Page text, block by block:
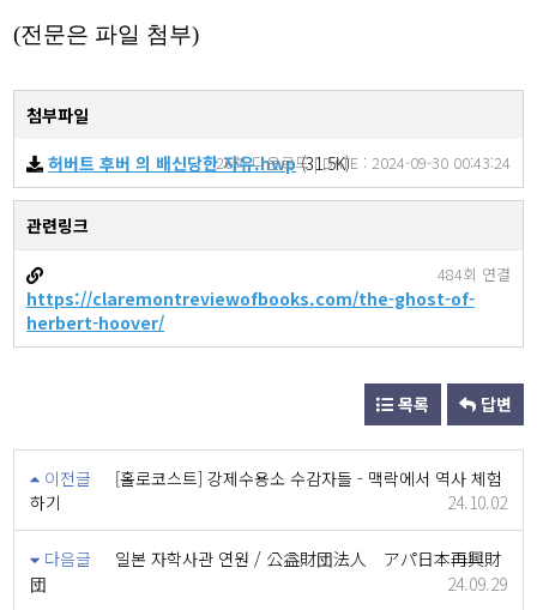
(전문은 파일 첨부)
첨부파일
허버트 후버 의 배신당한 자유.hwp(31.5K)
26회 다운로드 | DATE : 2024-09-30 00:43:24
관련링크
https://claremontreviewofbooks.com/the-ghost-of-
herbert-hoover/
484회 연결
목록 답변
이전글
[홀로코스트] 강제수용소 수감자들 - 맥락에서 역사 체험
하기
24.10.02
다음글
일본 자학사관 연원 / 公益財団法人 アパ日本再興財
団
24.09.29